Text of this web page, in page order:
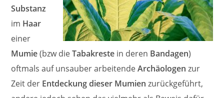
Substanz
im Haar
einer
Mumie(bzw dieTabakreste in deren Bandagen)
oftmals auf unsauber arbeitendeArchäologen zur
Zeit der Entdeckung dieser Mumien zurückgeführt,